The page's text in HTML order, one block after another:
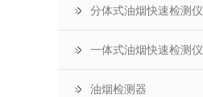
分体式油烟快速检测仪
一体式油烟快速检测仪
油烟检测器